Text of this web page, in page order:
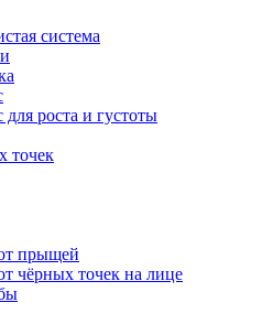
система
роста и густоты
точек
прыщей
чёрных точек на лице